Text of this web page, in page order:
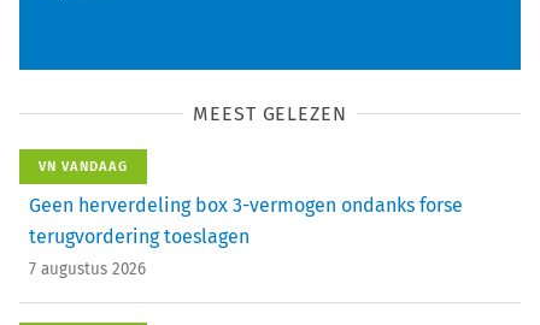
MEEST GELEZEN
VN VANDAAG
Geen herverdeling box 3-vermogen ondanks forse
terugvordering toeslagen
7 augustus 2026